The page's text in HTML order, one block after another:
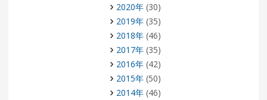
2020年(30)
2019年(35)
2018年(46)
2017年(35)
2016年(42)
2015年(50)
2014年(46)